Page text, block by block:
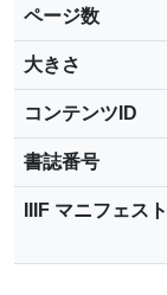
ページ数
大きさ
コンテンツID
書誌番号
IIIF マニフェスト